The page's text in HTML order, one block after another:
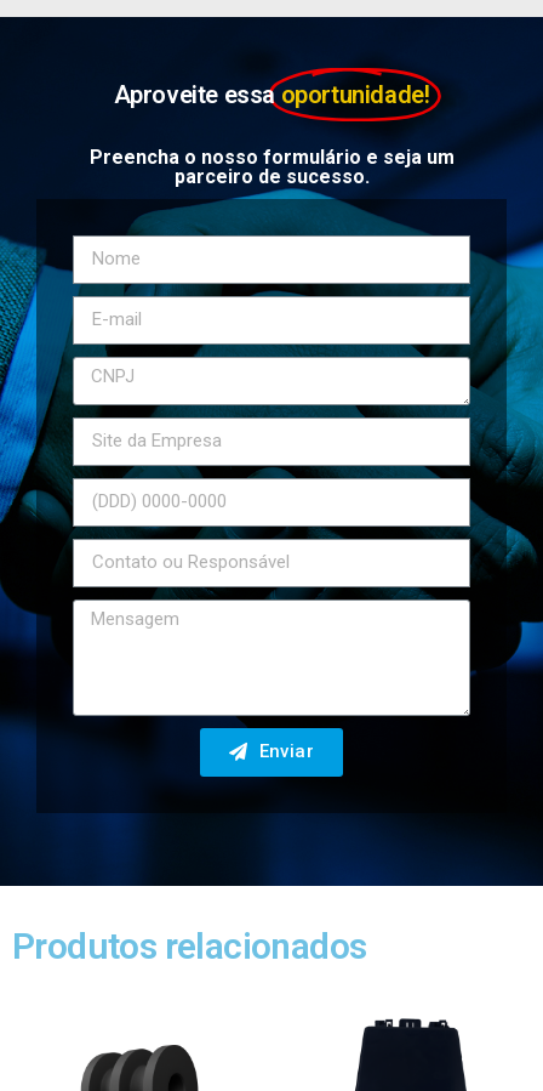
Aproveite essa oportunidade!
Preencha o nosso formulário e seja um
parceiro de sucesso.
Enviar
Produtos relacionados